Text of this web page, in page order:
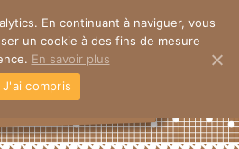
En continuant à naviguer, vous
un cookie à des fins de mesure
En savoir plus
J'ai compris